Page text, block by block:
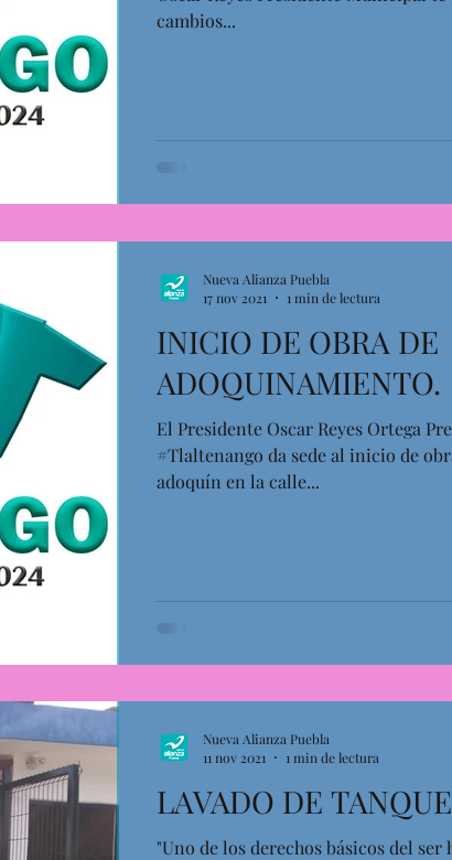
cambios...
INICIO DE OBRA DE
ADOQUINAMIENTO.
El Presidente Oscar Reyes Ortega
#Tlaltenango da sede al inicio de
adoquín en la calle...
Nueva Alianza Puebla
17 nov 2021
1 min de lectura
LAVADO DE
"Uno de los derechos básicos del ser
Nueva Alianza Puebla
11 nov 2021
1 min de lectura